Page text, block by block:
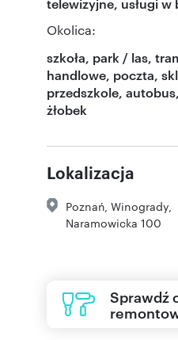
Okolica:
szkoła, park / las,
handlowe, poczta,
przedszkole,
żłobek
Lokalizacja
Poznań, Winogrady,
Naramowicka 100
Sprawdź